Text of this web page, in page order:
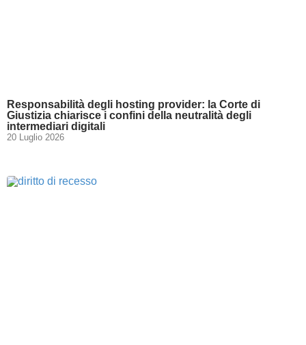
Responsabilità degli hosting provider: la Corte di
Giustizia chiarisce i confini della neutralità degli
intermediari digitali
20 Luglio 2026